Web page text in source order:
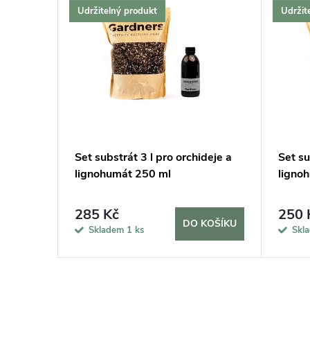
Udržitelný produkt
Set substrát 3 l pro orchideje a
lignohumát 250 ml
285 Kč
Skladem 1 ks
DO KOŠÍKU
Set
250